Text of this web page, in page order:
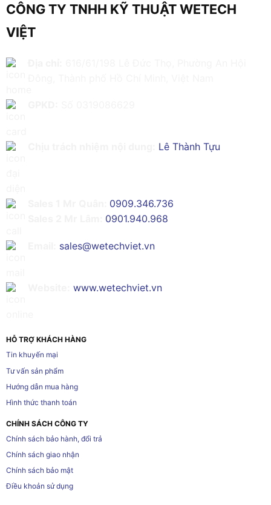
CÔNG TY TNHH KỸ THUẬT WETECH
VIỆT
Lê Thành Tựu
0909.346.736
0901.940.968
sales@wetechviet.vn
www.wetechviet.vn
HỖ TRỢ KHÁCH HÀNG
Tin khuyến mại
Tư vấn sản phẩm
Hướng dẫn mua hàng
Hình thức thanh toán
CHÍNH SÁCH CÔNG TY
Chính sách bảo hành, đổi trả
Chính sách giao nhận
Chính sách bảo mật
Điều khoản sử dụng